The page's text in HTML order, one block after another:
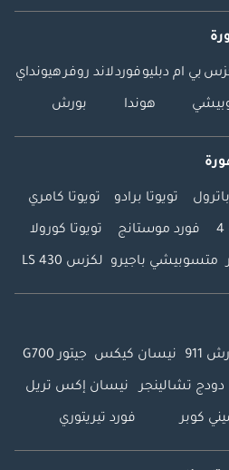
بي ام دبليوفوردلاند روفرهيونداي
هوندا بورش
تويوتا برادو تويوتا كامري
فورد موستانج تويوتا كورولا
متسوبيشي باجيرو لكزس LS 430
911 نيسان كيكس جيتور G700
دودج تشالينجر نيسان إكس تريل
كوبر فورد تيريتوري